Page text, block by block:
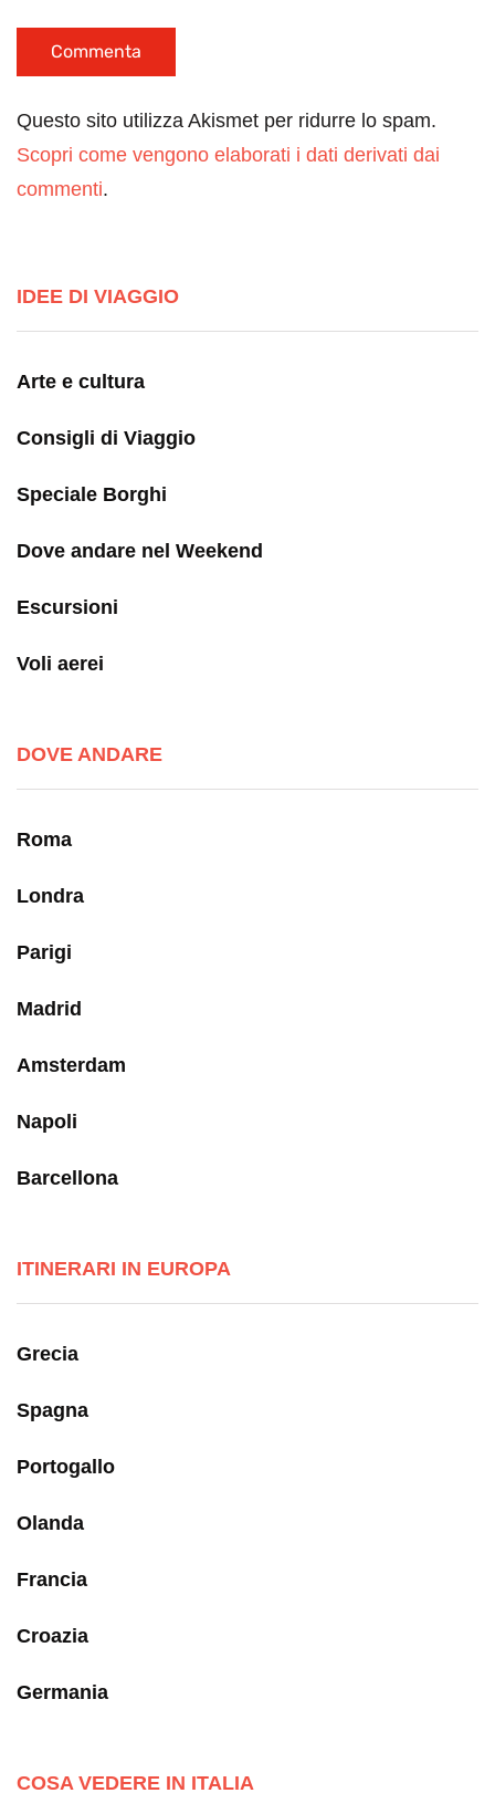
Questo sito utilizza Akismet per ridurre lo spam.
Scopri come vengono elaborati i dati derivati dai
commenti.
IDEE DI VIAGGIO
Arte e cultura
Consigli di Viaggio
Speciale Borghi
Dove andare nel Weekend
Escursioni
Voli aerei
DOVE ANDARE
Roma
Londra
Parigi
Madrid
Amsterdam
Napoli
Barcellona
ITINERARI IN EUROPA
Grecia
Spagna
Portogallo
Olanda
Francia
Croazia
Germania
COSA VEDERE IN ITALIA